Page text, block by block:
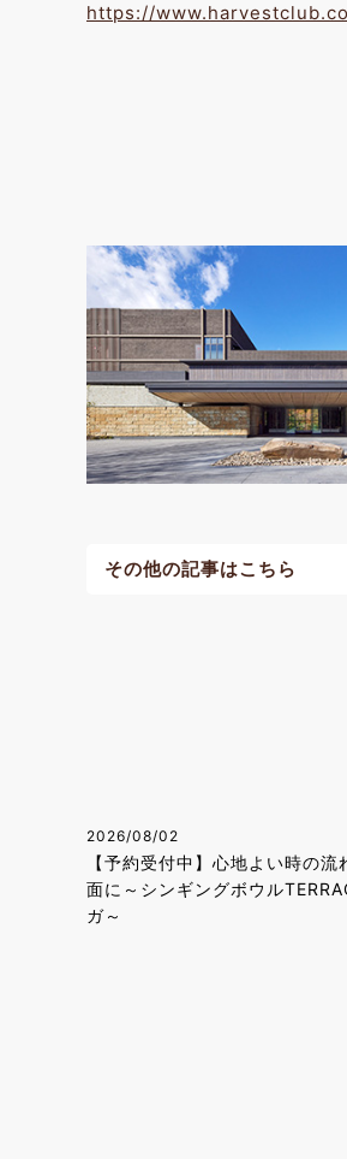
https://
その他の記事はこちら
2026/08/02
【予約受付中】心地よい時の流
面に～シンギングボウル
ガ～